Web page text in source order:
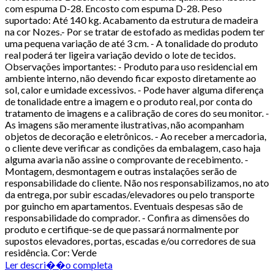
com espuma D-28. Encosto com espuma D-28. Peso
suportado: Até 140 kg. Acabamento da estrutura de madeira
na cor Nozes.- Por se tratar de estofado as medidas podem ter
uma pequena variação de até 3 cm. - A tonalidade do produto
real poderá ter ligeira variação devido o lote de tecidos.
Observações importantes: - Produto para uso residencial em
ambiente interno, não devendo ficar exposto diretamente ao
sol, calor e umidade excessivos. - Pode haver alguma diferença
de tonalidade entre a imagem e o produto real, por conta do
tratamento de imagens e a calibração de cores do seu monitor. -
As imagens são meramente ilustrativas, não acompanham
objetos de decoração e eletrônicos. - Ao receber a mercadoria,
o cliente deve verificar as condições da embalagem, caso haja
alguma avaria não assine o comprovante de recebimento. -
Montagem, desmontagem e outras instalações serão de
responsabilidade do cliente. Não nos responsabilizamos, no ato
da entrega, por subir escadas/elevadores ou pelo transporte
por guincho em apartamentos. Eventuais despesas são de
responsabilidade do comprador. - Confira as dimensões do
produto e certifique-se de que passará normalmente por
supostos elevadores, portas, escadas e/ou corredores de sua
residência. Cor: Verde
Ler descri��o completa